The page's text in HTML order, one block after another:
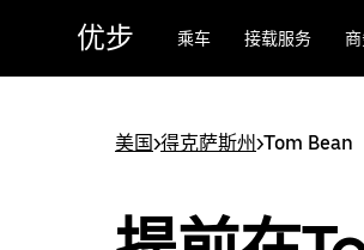
优步 乘车 接载服务
美国>得克萨斯州>Tom Bean